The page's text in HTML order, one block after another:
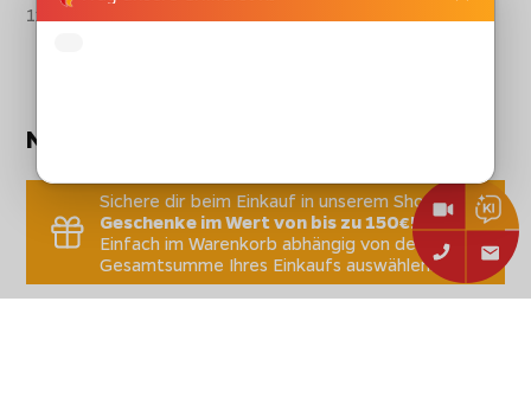
1x Broil King Brenner-Wartungskit bestehend aus:
Nicht vergessen:
Sichere dir beim Einkauf in unserem Shop
Geschenke im Wert von bis zu 150€!
Einfach im Warenkorb abhängig von der
Gesamtsumme Ihres Einkaufs auswählen.